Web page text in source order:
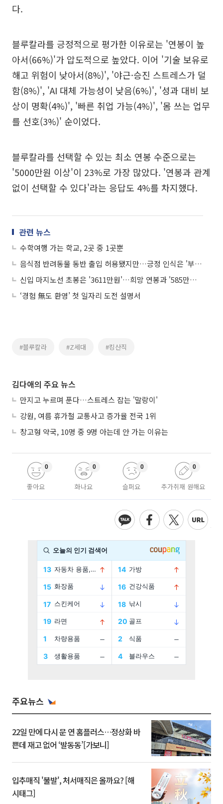
다.
블루칼라를 긍정적으로 평가한 이유로는 '연봉이 높
아서(66%)'가 압도적으로 높았다. 이어 '기술 보유로
해고 위험이 낮아서(8%)', '야근·승진 스트레스가 덜
함(8%)', 'AI 대체 가능성이 낮음(6%)', '성과 대비 보
상이 명확(4%)', '빠른 취업 가능(4%)', '몸 쓰는 업무
를 선호(3%)' 순이었다.
블루칼라를 선택할 수 있는 최소 연봉 수준으로는
'5000만원 이상'이 23%로 가장 많았다. '연봉과 관계
없이 선택할 수 있다'라는 응답도 4%를 차지했다.
관련 뉴스
수학여행 가는 학교, 2곳 중 1곳뿐
음식점 반려동물 동반 출입 허용됐지만…긍정 인식은 '부족'
신입 마지노선 초봉은 '3611만원'…희망 연봉과 '585만원' 차이
‘경험 無도 환영’ 첫 일자리 도전 설명서
#블루칼라 #Z세대 #킹산직
김다애의 주요 뉴스
만지고 누르며 푼다…스트레스 잡는 '말랑이'
강원, 여름 휴가철 교통사고 증가율 전국 1위
창고형 약국, 10명 중 9명 아는데 안 가는 이유는
좋아요
0
화나요
0
슬퍼요
0
추가취재 원해요
0
주요뉴스
22일 만에 다시 문 연 홈플러스…정상화 바
쁜데 재고 없어 ‘발동동’[가보니]
입추매직 '불발', 처서매직은 올까요? [해
시태그]